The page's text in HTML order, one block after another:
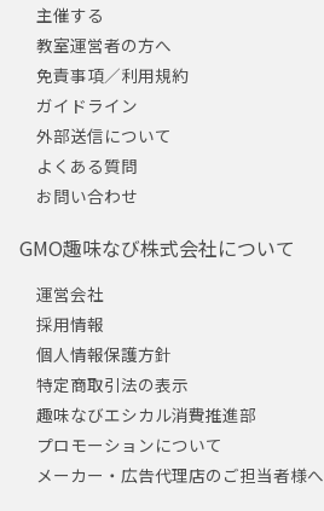
主催する
教室運営者の方へ
免責事項／利用規約
ガイドライン
外部送信について
よくある質問
お問い合わせ
GMO趣味なび株式会社について
運営会社
採用情報
個人情報保護方針
特定商取引法の表示
趣味なびエシカル消費推進部
プロモーションについて
メーカー・広告代理店のご担当者様へ